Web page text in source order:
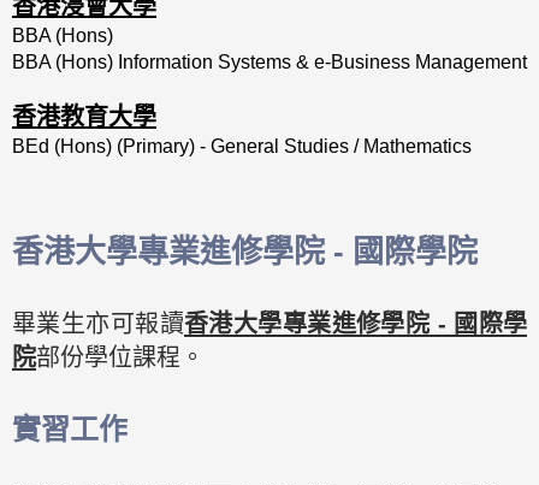
香港浸會大學
BBA (Hons)
BBA (Hons) Information Systems & e-Business Management
香港教育大學
BEd (Hons) (Primary) - General Studies / Mathematics
香港大學專業進修學院 - 國際學院
畢業生亦可報讀香港大學專業進修學院 - 國際學
院部份學位課程。
實習工作